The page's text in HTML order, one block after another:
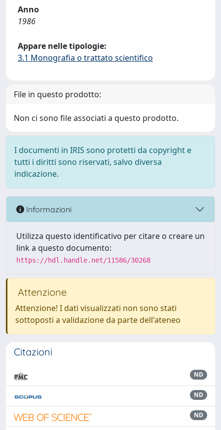
Anno
1986
Appare nelle tipologie:
3.1 Monografia o trattato scientifico
File in questo prodotto:
Non ci sono file associati a questo prodotto.
I documenti in IRIS sono protetti da copyright e
tutti i diritti sono riservati, salvo diversa
indicazione.
Informazioni
Utilizza questo identificativo per citare o creare un
link a questo documento:
https://hdl.handle.net/11586/30268
Attenzione
Attenzione! I dati visualizzati non sono stati
sottoposti a validazione da parte dell'ateneo
Citazioni
ND
ND
ND